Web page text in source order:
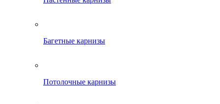
Багетные карнизы
Потолочные карнизы